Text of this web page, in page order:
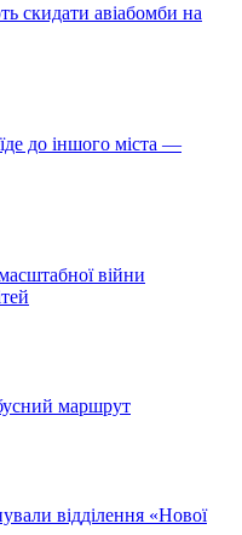
скидати авіабомби на
до іншого міста —
війни
маршрут
відділення «Нової